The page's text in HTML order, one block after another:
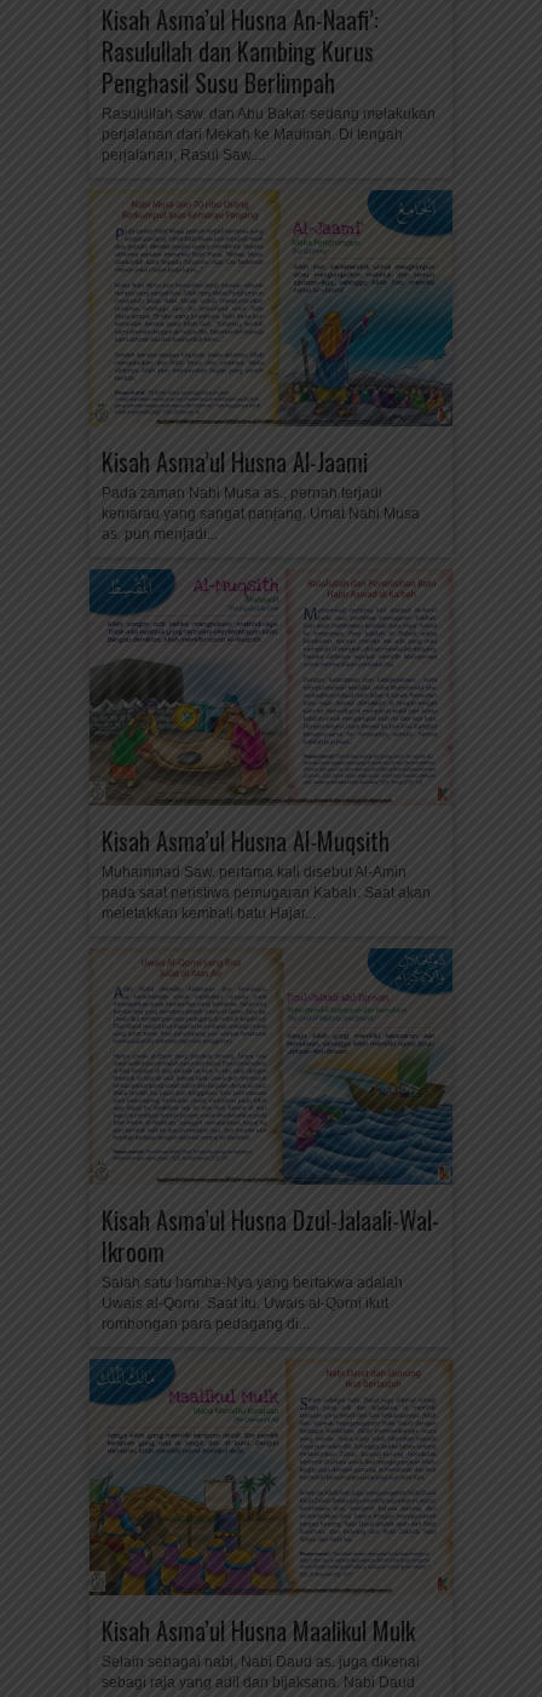
Kisah Asma’ul Husna An-Naafi’:
Rasulullah dan Kambing Kurus
Penghasil Susu Berlimpah
Rasulullah saw. dan Abu Bakar sedang melakukan
perjalanan dari Mekah ke Madinah. Di tengah
perjalanan, Rasul Saw....
Kisah Asma’ul Husna Al-Jaami
Pada zaman Nabi Musa as., pernah terjadi
kemarau yang sangat panjang. Umat Nabi Musa
as. pun menjadi...
Kisah Asma’ul Husna Al-Muqsith
Muhammad Saw. pertama kali disebut Al-Amin
pada saat peristiwa pemugaran Kabah. Saat akan
meletakkan kembali batu Hajar...
Kisah Asma’ul Husna Dzul-Jalaali-Wal-
Ikroom
Salah satu hamba-Nya yang bertakwa adalah
Uwais al-Qorni. Saat itu, Uwais al-Qorni ikut
rombongan para pedagang di...
Kisah Asma’ul Husna Maalikul Mulk
Selain sebagai nabi, Nabi Daud as. juga dikenal
sebagi raja yang adil dan bijaksana. Nabi Daud